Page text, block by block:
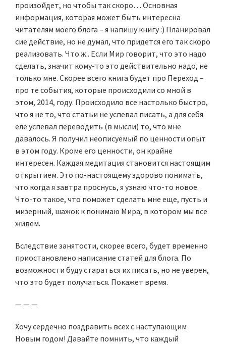
произойдет, но чтобы так скоро… Основная
информация, которая может быть интересна
читателям моего блога – я напишу книгу :) Планировал
сие действие, но не думал, что придется его так скоро
реализовать. Что ж.. Если Мир говорит, что это надо
сделать, значит кому-то это действительно надо, не
только мне. Скорее всего книга будет про Переход –
про те события, которые происходили со мной в
этом, 2014, году. Происходило все настолько быстро,
что я не то, что статьи не успевал писать, а для себя
еле успевал переводить (в мысли) то, что мне
давалось. Я получил неописуемый по ценности опыт
в этом году. Кроме его ценности, он крайне
интересен. Каждая медитация становится настоящим
открытием. Это по-настоящему здорово понимать,
что когда я завтра проснусь, я узнаю что-то новое.
Что-то такое, что поможет сделать мне еще, пусть и
мизерный, шажок к понимаю Мира, в котором мы все
живем.
Вследствие занятости, скорее всего, будет временно
приостановлено написание статей для блога. По
возможности буду стараться их писать, но не уверен,
что это будет получаться. Покажет время.
— — —
Хочу сердечно поздравить всех с наступающим
Новым годом! Давайте помнить, что каждый